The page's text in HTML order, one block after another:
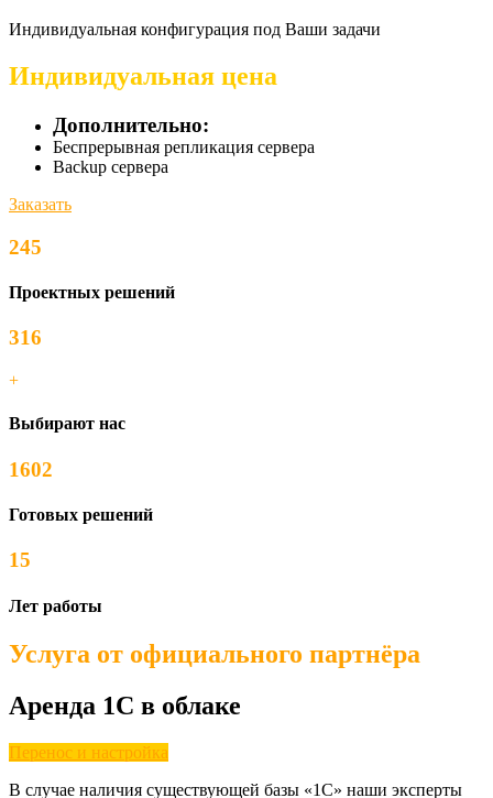
Индивидуальная конфигурация под Ваши задачи
Индивидуальная цена
Дополнительно:
Беспрерывная репликация сервера
Backup сервера
Заказать
245
Проектных решений
316
+
Выбирают нас
1602
Готовых решений
15
Лет работы
Услуга от официального партнёра
Аренда 1С в облаке
Перенос и настройка
В случае наличия существующей базы «1С» наши эксперты